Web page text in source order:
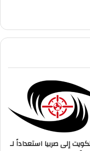
إلى صربيا استعداداً لـ